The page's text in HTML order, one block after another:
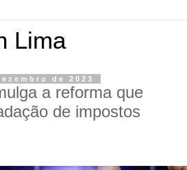
Lima
de 2023
a reforma que
de impostos